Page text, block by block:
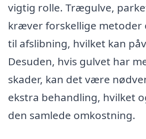
vigtig rolle. Trægulve,
kræver forskellige
til afslibning, hvilket kan
Desuden, hvis gulvet har
skader, kan det være
ekstra behandling, hvilket
den samlede omkostning.